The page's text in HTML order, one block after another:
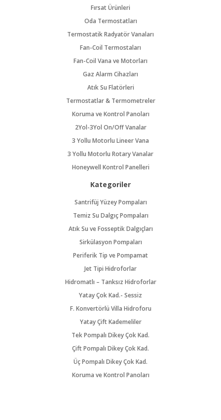
Fırsat Ürünleri
Oda Termostatları
Termostatik Radyatör Vanaları
Fan-Coil Termostaları
Fan-Coil Vana ve Motorları
Gaz Alarm Cihazları
Atık Su Flatörleri
Termostatlar & Termometreler
Koruma ve Kontrol Panoları
2Yol-3Yol On/Off Vanalar
3 Yollu Motorlu Lineer Vana
3 Yollu Motorlu Rotary Vanalar
Honeywell Kontrol Panelleri
Kategoriler
Santrifüj Yüzey Pompaları
Temiz Su Dalgıç Pompaları
Atık Su ve Fosseptik Dalgıçları
Sirkülasyon Pompaları
Periferik Tip ve Pompamat
Jet Tipi Hidroforlar
Hidromatlı – Tanksız Hidroforlar
Yatay Çok Kad.- Sessiz
F. Konvertörlü Villa Hidroforu
Yatay Çift Kademeliler
Tek Pompalı Dikey Çok Kad.
Çift Pompalı Dikey Çok Kad.
Üç Pompalı Dikey Çok Kad.
Koruma ve Kontrol Panoları